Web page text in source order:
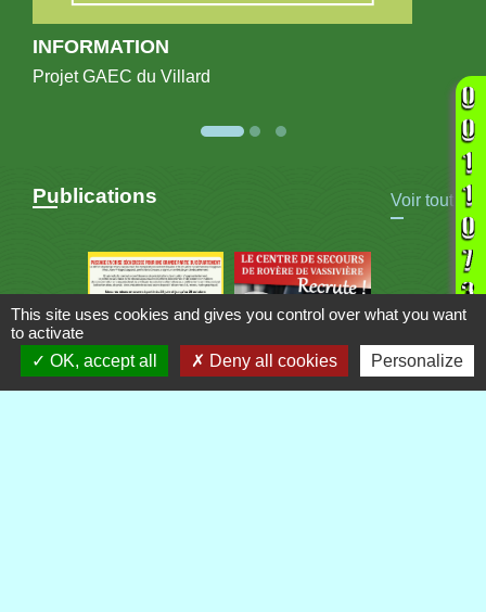
INFORMATION
Projet GAEC du Villard
Publications Voir tout
This site uses cookies and gives you control over what you want
to activate
OK, accept all
Deny all cookies Personalize